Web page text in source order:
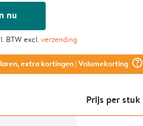
nu
BTW excl.verzending
extra kortingen| Volumekorting question_mark_circle
Prijs per stuk